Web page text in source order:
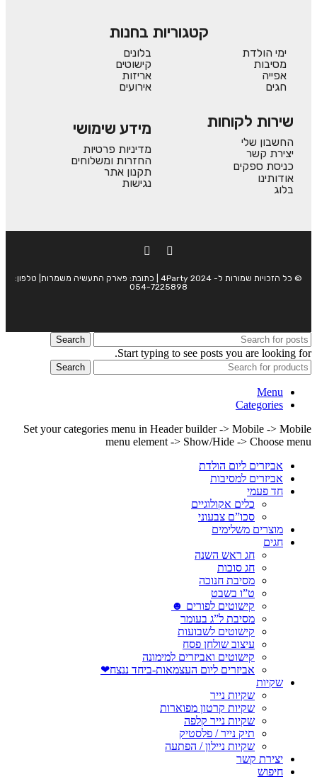
קטגוריות בחנות
ימי הולדת
מסיבות
אפייה
חגים
בלונים
קישוטים
אריזות
אירועים
שירות לקוחות
החשבון שלי
יצירת קשר
כניסת ספקים
אודותינו
בלוג
מידע שימושי
מדיניות פרטיות
החזרות ומשלוחים
תקנון אתר
נגישות
© כל הזכויות שמורות ל- 4Party 2024 | כתובת: פארק התעשיה משמרות| טלפון:
054-7225898
Search
Start typing to see posts you are looking for.
Search
Menu
Categories
Set your categories menu in Header builder -> Mobile -> Mobile
menu element -> Show/Hide -> Choose menu
אביזרים ליום הולדת
אביזרים למסיבות
חד פעמי
כלים אקולוגיים
סכו”ם צבעוני
מוצרים משלימים
חגים
חג ראש השנה
חג סוכות
מסיבת חנוכה
ט”ו בשבט
קישוטים לפורים ☻
מסיבת ל”ג בעומר
קישוטים לשבועות
עיצוב שולחן פסח
קישוטים ואביזרים למימונה
אביזרים ליום העצמאות-ביחד ננצח❤
שקיות
שקיות נייר
שקיות קרטון מפוארות
שקיות נייר קלפה
תיק נייר / פלסטיק
שקיות ניילון / הפתעה
יצירת קשר
חיפוש